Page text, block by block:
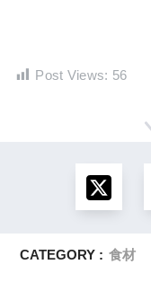
Post Views: 56
CATEGORY : 食材